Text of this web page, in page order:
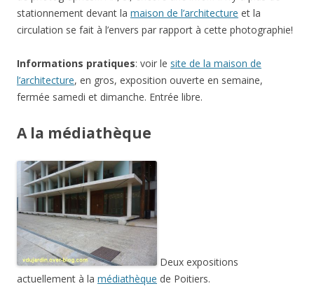
stationnement devant la maison de l’architecture et la
circulation se fait à l’envers par rapport à cette photographie!
Informations pratiques: voir le site de la maison de
l’architecture, en gros, exposition ouverte en semaine,
fermée samedi et dimanche. Entrée libre.
A la médiathèque
Deux expositions
actuellement à la médiathèque de Poitiers.